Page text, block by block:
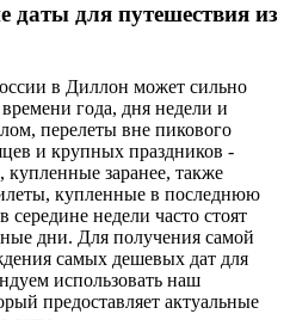
даты для путешествия из
в Диллон может сильно
года, дня недели и
перелеты вне пикового
и крупных праздников -
заранее, также
купленные в последнюю
недели часто стоят
дни. Для получения самой
самых дешевых дат для
использовать наш
предоставляет актуальные